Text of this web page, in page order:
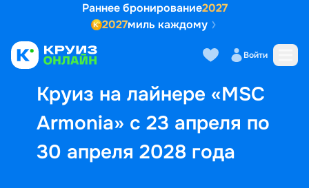
Раннее бронирование2027
2027миль каждому
Войти
Круиз на лайнере «MSC
Armonia» с 23 апреля по
30 апреля 2028 года
Выбор кают Маршрут и